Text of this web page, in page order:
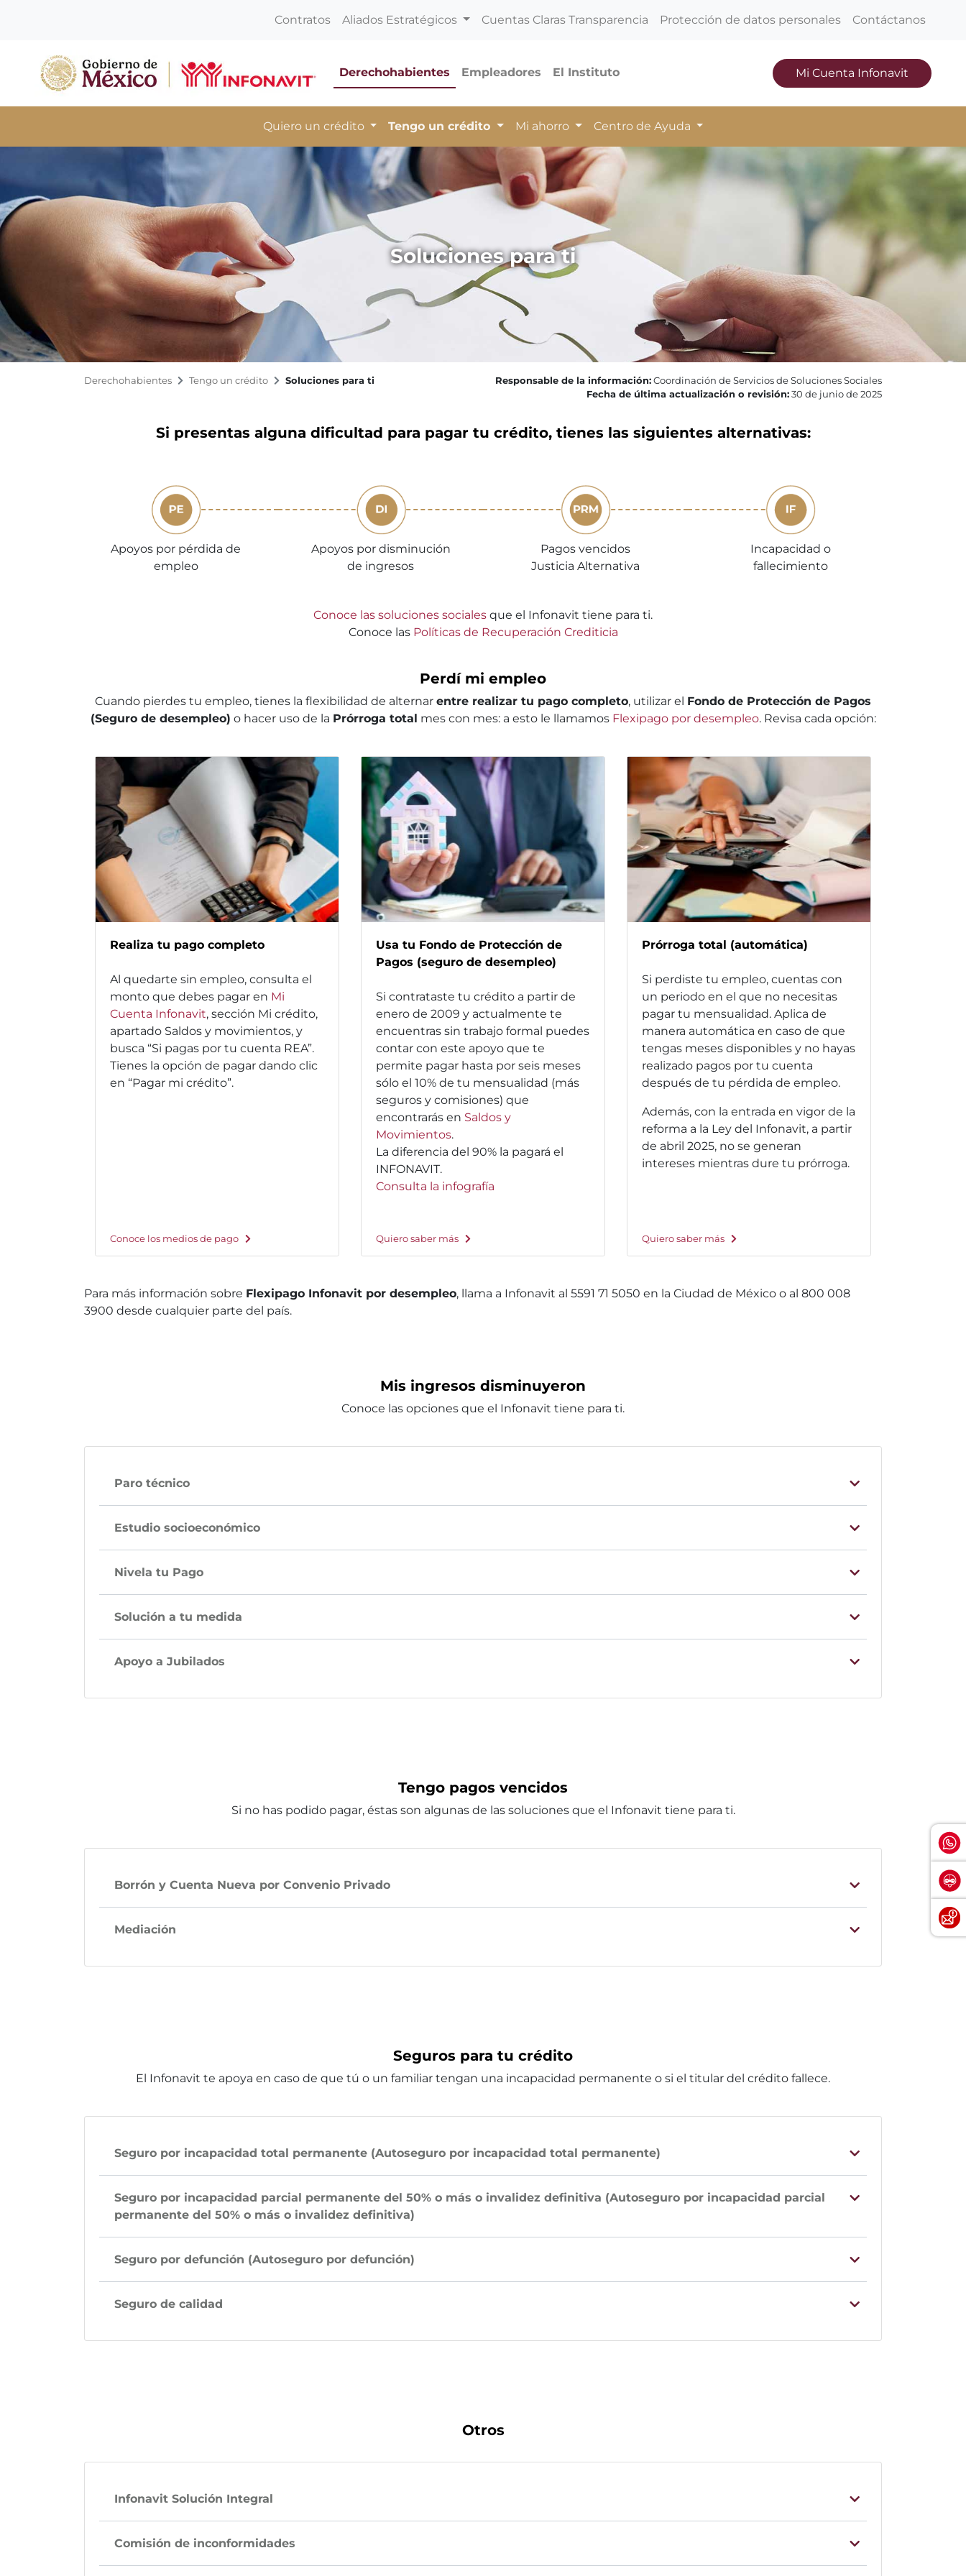
Contratos Aliados Estratégicos Cuentas Claras Transparencia Protección de datos personales Contáctanos
Derechohabientes Empleadores El Instituto Mi Cuenta Infonavit
Quiero un crédito Tengo un crédito Mi ahorro Centro de Ayuda
Soluciones para ti
Derechohabientes Tengo un crédito Soluciones para ti Responsable de la información: Coordinación de Servicios de Soluciones Sociales
Fecha de última actualización o revisión: 30 de junio de 2025
Si presentas alguna dificultad para pagar tu crédito, tienes las siguientes alternativas:
Apoyos por pérdida de
empleo
Apoyos por disminución
de ingresos
Pagos vencidos
Justicia Alternativa
Incapacidad o
fallecimiento
Conoce las soluciones sociales que el Infonavit tiene para ti.
Conoce las Políticas de Recuperación Crediticia
Perdí mi empleo
Cuando pierdes tu empleo, tienes la flexibilidad de alternar entre realizar tu pago completo, utilizar el Fondo de Protección de Pagos
(Seguro de desempleo) o hacer uso de la Prórroga total mes con mes: a esto le llamamos Flexipago por desempleo. Revisa cada opción:
Realiza tu pago completo
Al quedarte sin empleo, consulta el
monto que debes pagar en Mi
Cuenta Infonavit, sección Mi crédito,
apartado Saldos y movimientos, y
busca “Si pagas por tu cuenta REA”.
Tienes la opción de pagar dando clic
en “Pagar mi crédito”.
Conoce los medios de pago
Usa tu Fondo de Protección de
Pagos (seguro de desempleo)
Si contrataste tu crédito a partir de
enero de 2009 y actualmente te
encuentras sin trabajo formal puedes
contar con este apoyo que te
permite pagar hasta por seis meses
sólo el 10% de tu mensualidad (más
seguros y comisiones) que
encontrarás en Saldos y
Movimientos.
La diferencia del 90% la pagará el
INFONAVIT.
Consulta la infografía
Quiero saber más
Prórroga total (automática)
Si perdiste tu empleo, cuentas con
un periodo en el que no necesitas
pagar tu mensualidad. Aplica de
manera automática en caso de que
tengas meses disponibles y no hayas
realizado pagos por tu cuenta
después de tu pérdida de empleo.
Además, con la entrada en vigor de la
reforma a la Ley del Infonavit, a partir
de abril 2025, no se generan
intereses mientras dure tu prórroga.
Quiero saber más
Para más información sobre Flexipago Infonavit por desempleo, llama a Infonavit al 5591 71 5050 en la Ciudad de México o al 800 008
3900 desde cualquier parte del país.
Mis ingresos disminuyeron
Conoce las opciones que el Infonavit tiene para ti.
Paro técnico
Estudio socioeconómico
Nivela tu Pago
Solución a tu medida
Apoyo a Jubilados
Tengo pagos vencidos
Si no has podido pagar, éstas son algunas de las soluciones que el Infonavit tiene para ti.
Borrón y Cuenta Nueva por Convenio Privado
Mediación
Seguros para tu crédito
El Infonavit te apoya en caso de que tú o un familiar tengan una incapacidad permanente o si el titular del crédito fallece.
Seguro por incapacidad total permanente (Autoseguro por incapacidad total permanente)
Seguro por incapacidad parcial permanente del 50% o más o invalidez definitiva (Autoseguro por incapacidad parcial
permanente del 50% o más o invalidez definitiva)
Seguro por defunción (Autoseguro por defunción)
Seguro de calidad
Otros
Infonavit Solución Integral
Comisión de inconformidades